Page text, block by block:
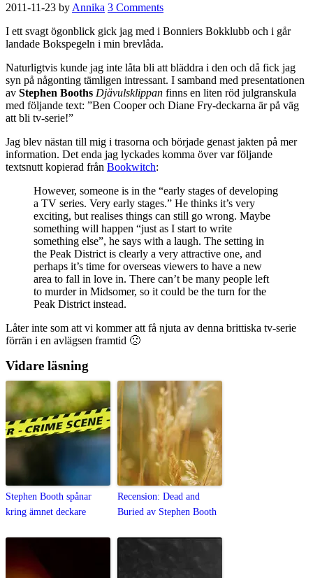
2011-11-23 by Annika 3 Comments
I ett svagt ögonblick gick jag med i Bonniers Bokklubb och i går
landade Bokspegeln i min brevlåda.
Naturligtvis kunde jag inte låta bli att bläddra i den och då fick jag
syn på någonting tämligen intressant. I samband med presentationen
av Stephen Booths Djävulsklippan finns en liten röd julgranskula
med följande text: ”Ben Cooper och Diane Fry-deckarna är på väg
att bli tv-serie!”
Jag blev nästan till mig i trasorna och började genast jakten på mer
information. Det enda jag lyckades komma över var följande
textsnutt kopierad från Bookwitch:
However, someone is in the “early stages of developing
a TV series. Very early stages.” He thinks it’s very
exciting, but realises things can still go wrong. Maybe
something will happen “just as I start to write
something else”, he says with a laugh. The setting in
the Peak District is clearly a very attractive one, and
perhaps it’s time for overseas viewers to have a new
area to fall in love in. There can’t be many people left
to murder in Midsomer, so it could be the turn for the
Peak District instead.
Låter inte som att vi kommer att få njuta av denna brittiska tv-serie
förrän i en avlägsen framtid 🙁
Vidare läsning
Stephen Booth spånar
kring ämnet deckare
Recension: Dead and
Buried av Stephen Booth